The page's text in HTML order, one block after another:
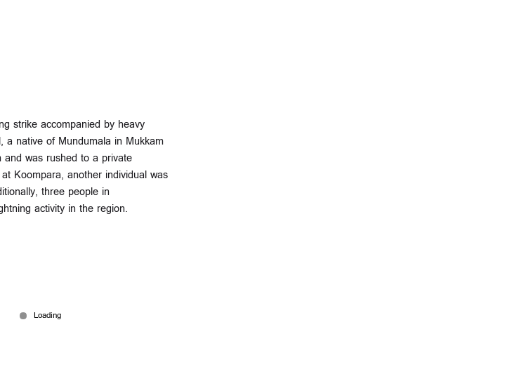
strike accompanied by heavy
a native of Mundumala in Mukkam
and was rushed to a private
Koompara, another individual was
three people in
activity in the region.